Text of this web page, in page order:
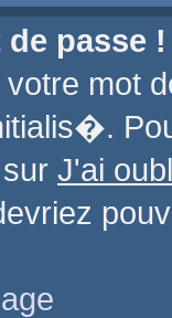
passe !
votre
J'ai